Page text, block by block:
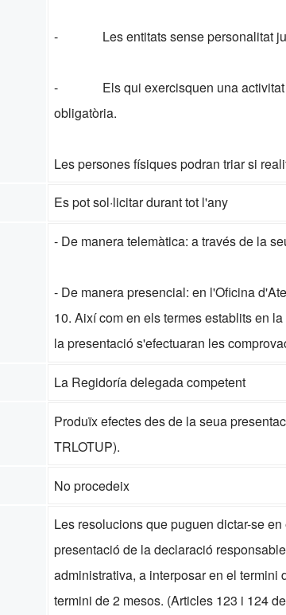
- Les entitats sense personalitat
- Els qui exercisquen una activitat
obligatòria.
Les persones físiques podran triar si
Es pot sol·licitar durant tot l'any
- De manera telemàtica: a través de la
- De manera presencial: en l'Oficina
10. Així com en els termes establits en
la presentació s'efectuaran les
La Regidoría delegada competent
Produïx efectes des de la seua
TRLOTUP).
No procedeix
Les resolucions que puguen dictar-se
presentació de la declaració
administrativa, a interposar en el termini
termini de 2 mesos. (Articles 123 i 124